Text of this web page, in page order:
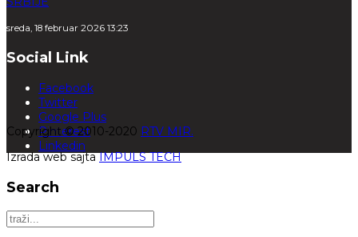
sreda, 18 februar 2026 13:23
Social Link
Facebook
Twitter
Google Plus
Pinterest
Linkedin
Copyright © 2010-2020 RTV MIR.
Izrada web sajtaIMPULS TECH
Search